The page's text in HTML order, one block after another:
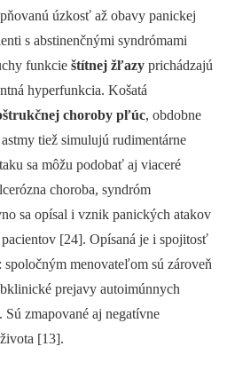
úzkosť až obavy panickej
s abstinenčnými syndrómami
funkcie štítnej žľazy prichádzajú
hyperfunkcia. Košatá
choroby pľúc, obdobne
tiež simulujú rudimentárne
sa môžu podobať aj viaceré
choroba, syndróm
sa opísal i vznik panických atakov
[24]. Opísaná je i spojitosť
menovateľom sú zároveň
prejavy autoimúnnych
zmapované aj negatívne
[13].